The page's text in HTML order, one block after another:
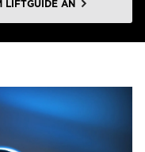
LIFTGUIDE AN